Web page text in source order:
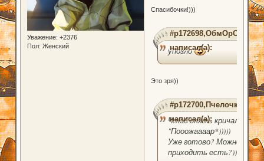
Уважение: +2376
Пол: Женский
Спасибочки!)))
#p172698,ОбмОрОк
написал(а):
упозло
Это зря))
#p172700,Пчелочка
написал(а):
Чтоб опять кричали
"Пооожаааар*)))))
Уже готово? Можно
приходить есть?))